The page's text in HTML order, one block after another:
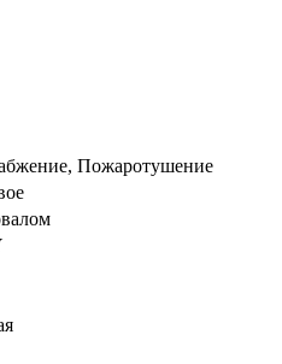
Пожаротушение